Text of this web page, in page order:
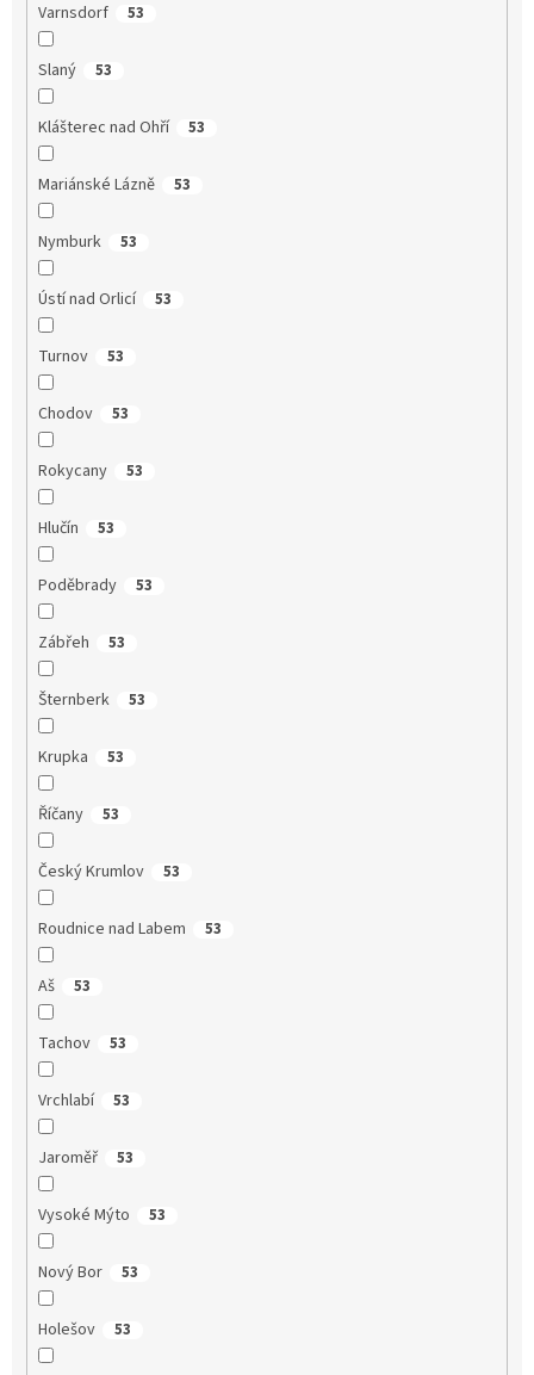
Varnsdorf 53
Slaný 53
Klášterec nad Ohří 53
Mariánské Lázně 53
Nymburk 53
Ústí nad Orlicí 53
Turnov 53
Chodov 53
Rokycany 53
Hlučín 53
Poděbrady 53
Zábřeh 53
Šternberk 53
Krupka 53
Říčany 53
Český Krumlov 53
Roudnice nad Labem 53
Aš 53
Tachov 53
Vrchlabí 53
Jaroměř 53
Vysoké Mýto 53
Nový Bor 53
Holešov 53